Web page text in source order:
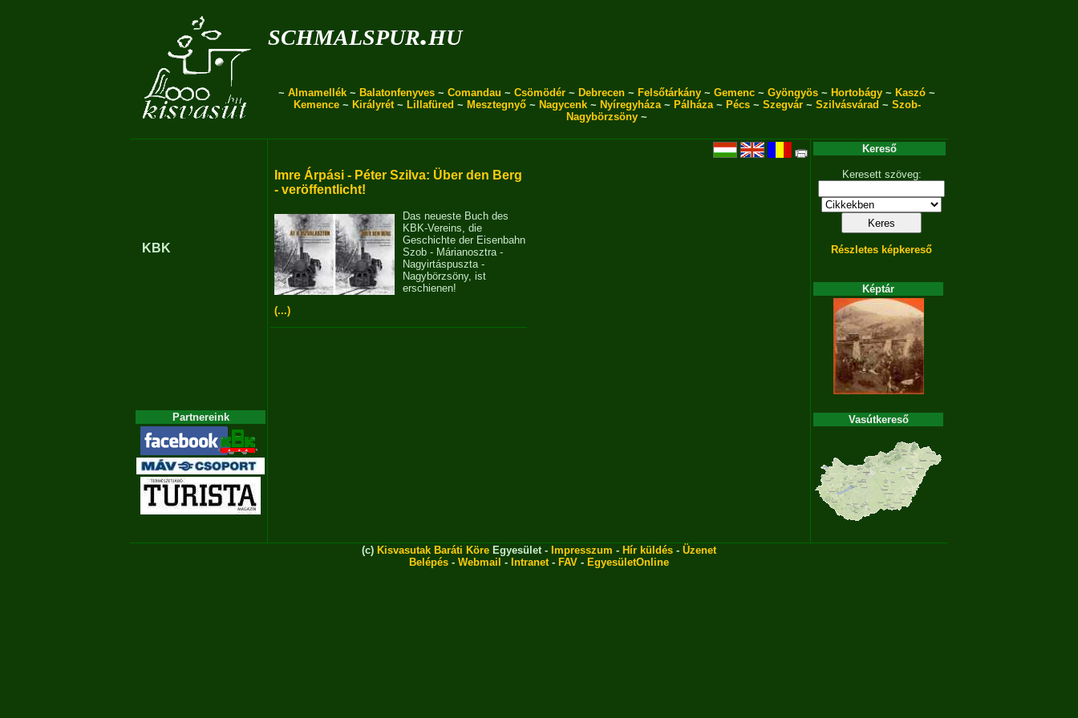
schmalspur.hu
~ Almamellék ~ Balatonfenyves ~ Comandau ~ Csömödér ~ Debrecen ~ Felsőtárkány ~ Gemenc ~ Gyöngyös ~ Hortobágy ~ Kaszó ~
Kemence~ Királyrét~ Lillafüred ~ Mesztegnyő~ Nagycenk~ Nyíregyháza~ Pálháza~ Pécs~ Szegvár~ Szilvásvárad ~ Szob-
Nagybörzsöny ~
KBK
Partnereink
Imre Árpási - Péter Szilva: Über den Berg
- veröffentlicht!
Das neueste Buch des
KBK-Vereins, die
Geschichte der Eisenbahn
Szob - Márianosztra -
Nagyirtáspuszta -
Nagybörzsöny, ist
erschienen!
(...)
Kereső
Keresett szöveg:
Részletes képkereső
Képtár
Vasútkereső
(c) Kisvasutak Baráti Köre Egyesület - Impresszum - Hír küldés - Üzenet
Belépés - Webmail - Intranet- FAV - EgyesületOnline